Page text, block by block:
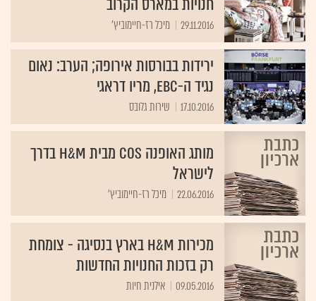
29.11.2016 מיכל רז-חיימוביץ'
ירידות בבורסות אירופה; הערב: נאום
נגיד ה-EBC, מריו דראגי
17.10.2016 שירות גלובס
מותג האופנה COS מבית H&M בדרך
לישראל
22.06.2016 מיכל רז-חיימוביץ'
מכירות H&M בארץ בנסיגה - צומחת
רק בזכות החנויות החדשות
09.05.2016 אילנית חיות